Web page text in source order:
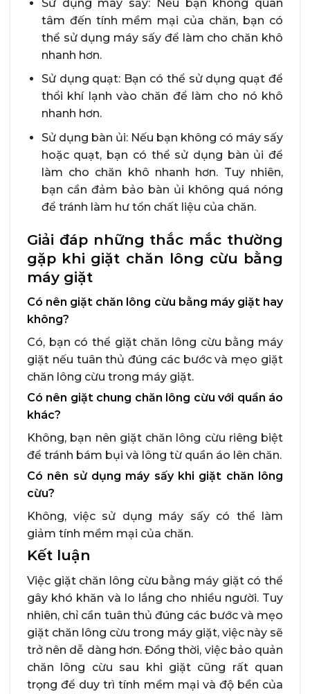
Sử dụng máy sấy: Nếu bạn không quan
tâm đến tính mềm mại của chăn, bạn có
thể sử dụng máy sấy để làm cho chăn khô
nhanh hơn.
Sử dụng quạt: Bạn có thể sử dụng quạt để
thổi khí lạnh vào chăn để làm cho nó khô
nhanh hơn.
Sử dụng bàn ủi: Nếu bạn không có máy sấy
hoặc quạt, bạn có thể sử dụng bàn ủi để
làm cho chăn khô nhanh hơn. Tuy nhiên,
bạn cần đảm bảo bàn ủi không quá nóng
để tránh làm hư tổn chất liệu của chăn.
Giải đáp những thắc mắc thường
gặp khi giặt chăn lông cừu bằng
máy giặt
Có nên giặt chăn lông cừu bằng máy giặt hay
không?
Có, bạn có thể giặt chăn lông cừu bằng máy
giặt nếu tuân thủ đúng các bước và mẹo giặt
chăn lông cừu trong máy giặt.
Có nên giặt chung chăn lông cừu với quần áo
khác?
Không, bạn nên giặt chăn lông cừu riêng biệt
để tránh bám bụi và lông từ quần áo lên chăn.
Có nên sử dụng máy sấy khi giặt chăn lông
cừu?
Không, việc sử dụng máy sấy có thể làm
giảm tính mềm mại của chăn.
Kết luận
Việc giặt chăn lông cừu bằng máy giặt có thể
gây khó khăn và lo lắng cho nhiều người. Tuy
nhiên, chỉ cần tuân thủ đúng các bước và mẹo
giặt chăn lông cừu trong máy giặt, việc này sẽ
trở nên dễ dàng hơn. Đồng thời, việc bảo quản
chăn lông cừu sau khi giặt cũng rất quan
trọng để duy trì tính mềm mại và độ bền của